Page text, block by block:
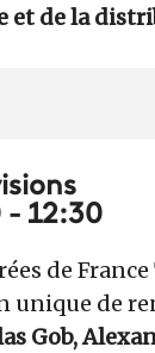
et de la
- 12:30
de
unique de
Gob,